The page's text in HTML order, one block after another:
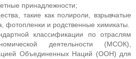
принадлежности;
такие как полироли, взрывчатые
фотопленки и родственные химикаты.
классификации по отраслям
деятельности (МСОК),
Объединенных Наций (ООН) для